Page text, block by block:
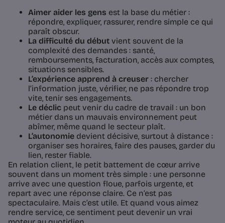
Aimer aider les gens est la base du métier :
répondre, expliquer, rassurer, rendre simple ce qui
paraît obscur.
La difficulté du début vient souvent de la
complexité des demandes : santé,
remboursements, facturation, accès aux comptes,
situations sensibles.
L’expérience apprend à creuser : chercher
l’information juste, vérifier, ne pas répondre trop
vite, tenir ses engagements.
Le déclic peut venir du cadre de travail : un bon
métier dans un mauvais environnement peut
abîmer, même quand le secteur plaît.
L’autonomie devient décisive, surtout à distance :
organiser ses horaires, faire des pauses, garder du
lien, rester fiable.
En relation client, le petit battement de cœur arrive
souvent dans un moment très simple : une personne
arrive avec une question floue, parfois urgente, et
repart avec une réponse claire. Ce n’est pas
spectaculaire. Mais c’est utile. Et quand vous aimez
rendre service, ce sentiment peut devenir un vrai